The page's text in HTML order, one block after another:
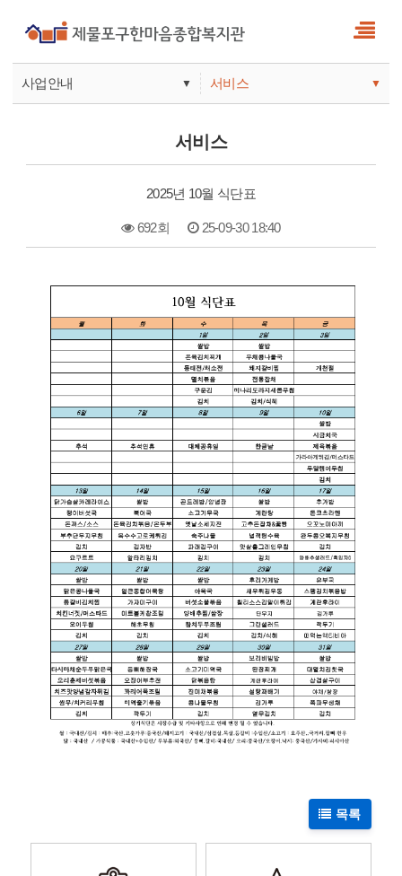
사업안내 ▼
기관안내
서비스 ▼
서비스
참여
서비스
2025년 10월 식단표
692회 25-09-30 18:40
목록